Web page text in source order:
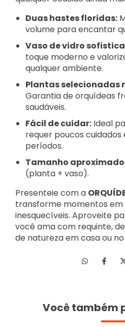
Duas hastes floridas:
volume para encantar
Vaso de vidro
toque moderno e
qualquer ambiente.
Plantas selecionadas
Garantia de orquídeas
saudáveis.
Fácil de cuidar: Ideal
requer poucos
períodos.
Tamanho
(planta + vaso).
Presenteie com a
transforme momentos em
inesquecíveis. Aproveite
você ama com requinte,
de natureza em casa ou
Você também